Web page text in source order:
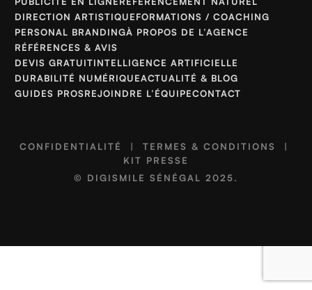
DIRECTION ARTISTIQUEFORMATIONS / COACHING
PERSONAL BRANDINGÀ PROPOS DE L’AGENCE
RÉFÉRENCES & AVIS
DEVIS GRATUITINTELLIGENCE ARTIFICIELLE
DURABILITÉ NUMÉRIQUEACTUALITÉ & BLOG
GUIDES PROSREJOINDRE L’ÉQUIPECONTACT
CONFIDENTIALITÉ | TERMES & CONDITIONS
|
KIT PRESSE
© DIGISMILE SÉNÉGAL 2025.